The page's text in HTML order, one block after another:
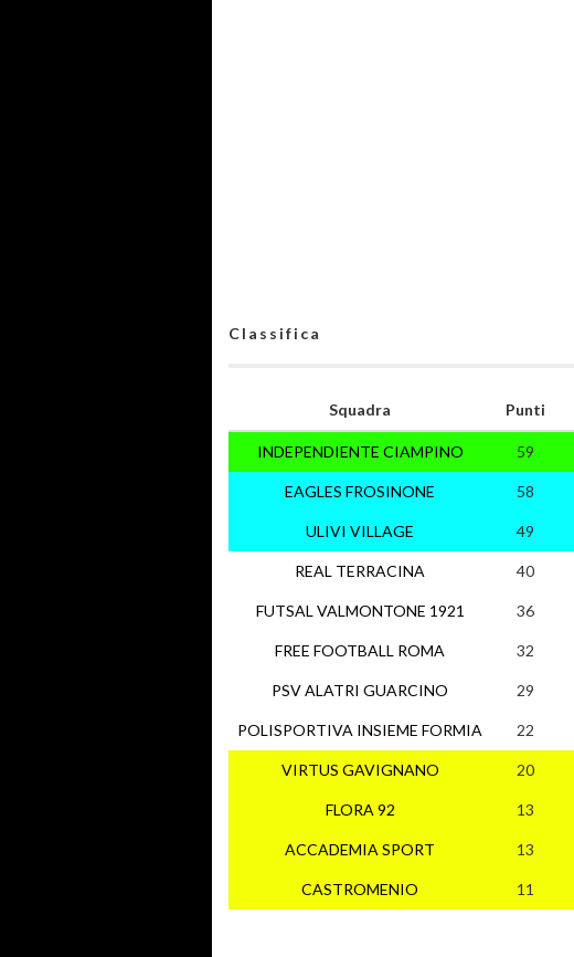
Classifica
Squadra
INDEPENDIENTE CIAMPINO
EAGLES FROSINONE
ULIVI VILLAGE
REAL TERRACINA
FUTSAL VALMONTONE 1921
FREE FOOTBALL ROMA
PSV ALATRI GUARCINO
POLISPORTIVA INSIEME FORMIA
VIRTUS GAVIGNANO
FLORA 92
ACCADEMIA SPORT
CASTROMENIO
Punti
59
58
49
40
36
32
29
22
20
13
13
11